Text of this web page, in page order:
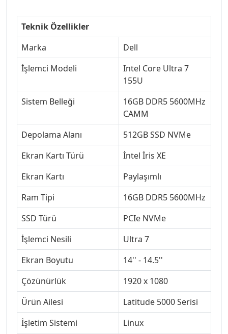
Teknik Özellikler
Marka
Dell
İşlemci Modeli
Intel Core Ultra 7
155U
Sistem Belleği
16GB DDR5 5600MHz
CAMM
Depolama Alanı
512GB SSD NVMe
Ekran Kartı Türü
İntel İris XE
Ekran Kartı
Paylaşımlı
Ram Tipi
16GB DDR5 5600MHz
SSD Türü
PCIe NVMe
İşlemci Nesili
Ultra 7
Ekran Boyutu
14'' - 14.5''
Çözünürlük
1920 x 1080
Ürün Ailesi
Latitude 5000 Serisi
İşletim Sistemi
Linux